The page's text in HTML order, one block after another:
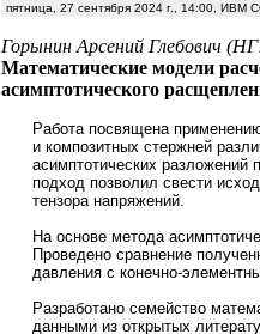
пятница, 27 сентября 2024 г., 14:00, ИВМ
Горынин Арсений Глебович
Математические модели
асимптотического
Работа посвящена
и композитных стержней
асимптотических
подход позволил свести
тензора напряжений.
На основе метода
Проведено сравнение
давления с конечно-
Разработано семейство
данными из открытых